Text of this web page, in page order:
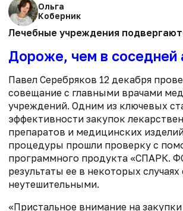
Ольга
Коберник
Лечебные учреждения
Дороже, чем в соседней
Павел Серебряков 12 декабря
совещание с главными врачами
учреждений. Одним из ключевых
эффективности закупок
препаратов и медицинских
процедуры прошли проверку с
программного продукта «СПАРК.
результаты ее в некоторых случаях
неутешительными.
«Пристальное внимание на